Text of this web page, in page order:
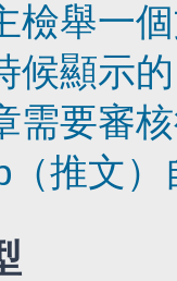
檢舉一
候顯示
需要審
推文